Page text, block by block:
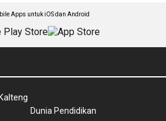
Apps untuk iOS dan Android
Dunia Pendidikan